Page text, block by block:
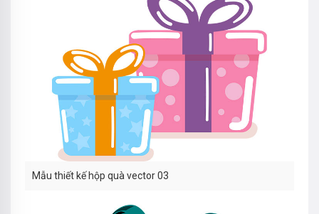
Mẫu thiết kế hộp quà vector 03